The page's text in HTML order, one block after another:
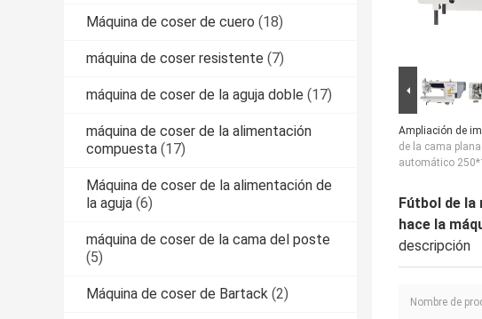
Máquina de coser de cuero (18)
máquina de coser resistente (7)
máquina de coser de la aguja doble (17)
máquina de coser de la alimentación
compuesta (17)
Máquina de coser de la alimentación de
la aguja (6)
máquina de coser de la cama del poste
(5)
Máquina de coser de Bartack (2)
Ampliación de
de la cama
automático
Fútbol de
hace la
descripción
Nombre de